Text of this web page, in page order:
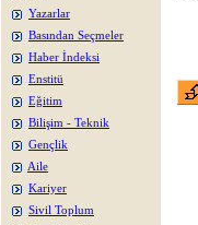
Yazarlar
Basından Seçmeler
Haber İndeksi
Enstitü
Eğitim
Bilişim - Teknik
Gençlik
Aile
Kariyer
Sivil Toplum